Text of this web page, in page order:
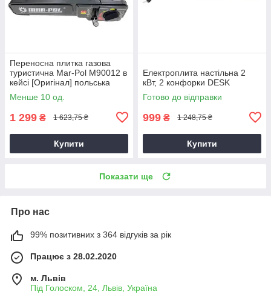
Переносна плитка газова
туристична Mar-Pol M90012 в
кейсі [Оригінал] польська
Менше 10 од.
1 299 ₴ 1 623,75 ₴
Купити
Електроплита настільна 2
кВт, 2 конфорки DESK
Готово до відправки
999 ₴ 1 248,75 ₴
Купити
Показати ще
Про нас
99% позитивних з 364 відгуків за рік
Працює з 28.02.2020
м. Львів
Під Голоском, 24, Львів, Україна